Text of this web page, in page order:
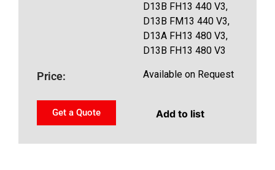
D13B FH13 440 V3,
D13B FM13 440 V3,
D13A FH13 480 V3,
D13B FH13 480 V3
Price: Available on Request
Get a Quote Add to list